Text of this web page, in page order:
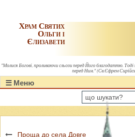
Храм Святих
Ольги і
Єлизавети
"Молися Богові, проливаючи сльози перед Його благодаттю.
перед Ним." (Св.Єфрем
Проща до села Довге